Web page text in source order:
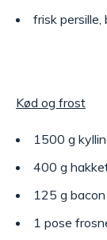
frisk persille,
Kød og frost
1500 g
400 g
125 g
1 pose